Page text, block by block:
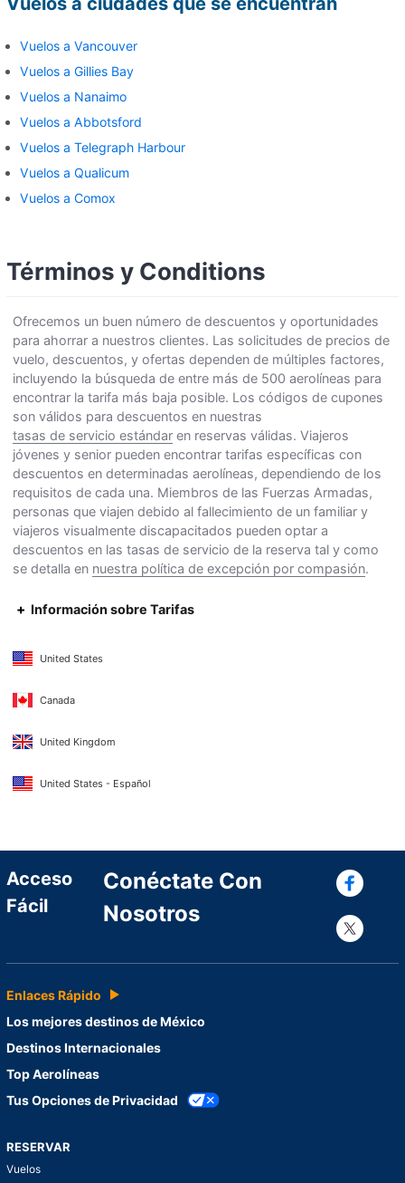
Vuelos a Vancouver
Vuelos a Gillies Bay
Vuelos a Nanaimo
Vuelos a Abbotsford
Vuelos a Telegraph Harbour
Vuelos a Qualicum
Vuelos a Comox
Términos y Conditions
Ofrecemos un buen número de descuentos y oportunidades
para ahorrar a nuestros clientes. Las solicitudes de precios de
vuelo, descuentos, y ofertas dependen de múltiples factores,
incluyendo la búsqueda de entre más de 500 aerolíneas para
encontrar la tarifa más baja posible. Los códigos de cupones
son válidos para descuentos en nuestras
tasas de servicio estándar en reservas válidas. Viajeros
jóvenes y senior pueden encontrar tarifas específicas con
descuentos en determinadas aerolíneas, dependiendo de los
requisitos de cada una. Miembros de las Fuerzas Armadas,
personas que viajen debido al fallecimiento de un familiar y
viajeros visualmente discapacitados pueden optar a
descuentos en las tasas de servicio de la reserva tal y como
se detalla en nuestra política de excepción por compasión.
Información sobre Tarifas
United States
Canada
United Kingdom
United States - Español
Acceso
Fácil
Conéctate Con
Nosotros
Enlaces Rápido
Los mejores destinos de México
Destinos Internacionales
Top Aerolíneas
Tus Opciones de Privacidad
RESERVAR
Vuelos